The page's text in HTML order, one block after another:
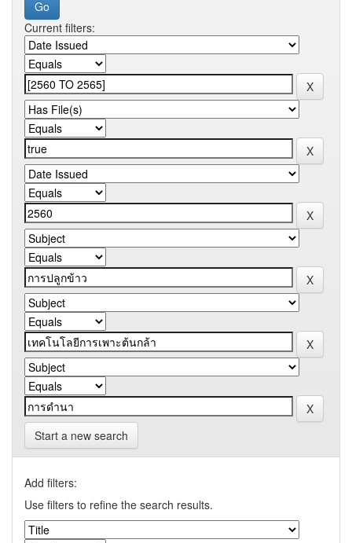
Current filters:
Start a new search
Add filters:
Use filters to refine the search results.